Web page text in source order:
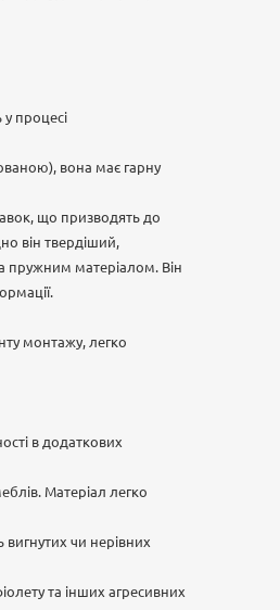
процесі
вона має гарну
що призводять до
він твердіший,
пружним матеріалом. Він
монтажу, легко
в додаткових
Матеріал легко
вигнутих чи нерівних
та інших агресивних